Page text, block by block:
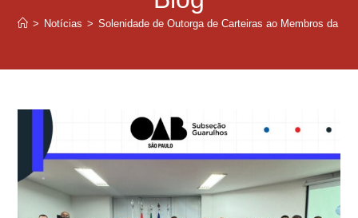
> Notícias > Solenidade de Outorga de Carteiras ao Membros da